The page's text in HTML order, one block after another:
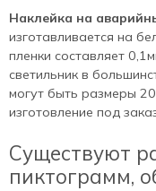
Наклейка на
изготавливается на
пленки составляет
светильник в
могут быть размеры
изготовление под
Существуют
пиктограмм,